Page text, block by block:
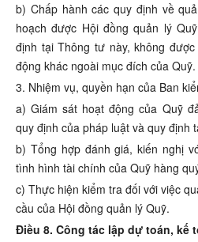
b) Chấp hành các quy định về
hoạch được Hội đồng quản lý
định tại Thông tư này, không
động khác ngoài mục đích của Quỹ.
3. Nhiệm vụ, quyền hạn của Ban
a) Giám sát hoạt động của Quỹ
quy định của pháp luật và quy định
b) Tổng hợp đánh giá, kiến nghị
tình hình tài chính của Quỹ hàng
c) Thực hiện kiểm tra đối với việc
cầu của Hội đồng quản lý Quỹ.
Điều 8. Công tác lập dự toán, kế